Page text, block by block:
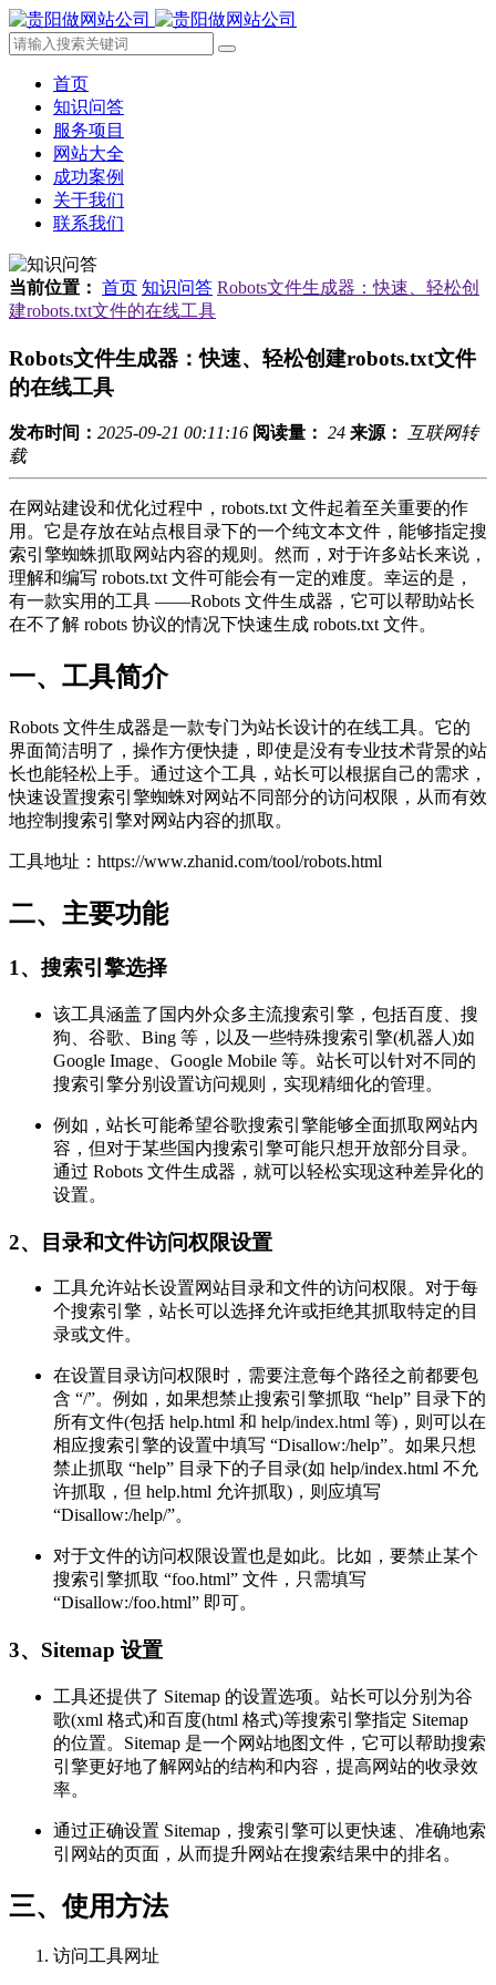
首页
知识问答
服务项目
网站大全
成功案例
关于我们
联系我们
当前位置： 首页 知识问答 Robots文件生成器：快速、轻松创
建robots.txt文件的在线工具
Robots文件生成器：快速、轻松创建robots.txt文件
的在线工具
发布时间： 2025-09-21 00:11:16 阅读量： 24 来源： 互联网转
载
在网站建设和优化过程中，robots.txt 文件起着至关重要的作
用。它是存放在站点根目录下的一个纯文本文件，能够指定搜
索引擎蜘蛛抓取网站内容的规则。然而，对于许多站长来说，
理解和编写 robots.txt 文件可能会有一定的难度。幸运的是，
有一款实用的工具 ——Robots 文件生成器，它可以帮助站长
在不了解 robots 协议的情况下快速生成 robots.txt 文件。
一、工具简介
Robots 文件生成器是一款专门为站长设计的在线工具。它的
界面简洁明了，操作方便快捷，即使是没有专业技术背景的站
长也能轻松上手。通过这个工具，站长可以根据自己的需求，
快速设置搜索引擎蜘蛛对网站不同部分的访问权限，从而有效
地控制搜索引擎对网站内容的抓取。
工具地址：https://www.zhanid.com/tool/robots.html
二、主要功能
1、搜索引擎选择
该工具涵盖了国内外众多主流搜索引擎，包括百度、搜
狗、谷歌、Bing 等，以及一些特殊搜索引擎(机器人)如
Google Image、Google Mobile 等。站长可以针对不同的
搜索引擎分别设置访问规则，实现精细化的管理。
例如，站长可能希望谷歌搜索引擎能够全面抓取网站内
容，但对于某些国内搜索引擎可能只想开放部分目录。
通过 Robots 文件生成器，就可以轻松实现这种差异化的
设置。
2、目录和文件访问权限设置
工具允许站长设置网站目录和文件的访问权限。对于每
个搜索引擎，站长可以选择允许或拒绝其抓取特定的目
录或文件。
在设置目录访问权限时，需要注意每个路径之前都要包
含 “/”。例如，如果想禁止搜索引擎抓取 “help” 目录下的
所有文件(包括 help.html 和 help/index.html 等)，则可以在
相应搜索引擎的设置中填写 “Disallow:/help”。如果只想
禁止抓取 “help” 目录下的子目录(如 help/index.html 不允
许抓取，但 help.html 允许抓取)，则应填写
“Disallow:/help/”。
对于文件的访问权限设置也是如此。比如，要禁止某个
搜索引擎抓取 “foo.html” 文件，只需填写
“Disallow:/foo.html” 即可。
3、Sitemap 设置
工具还提供了 Sitemap 的设置选项。站长可以分别为谷
歌(xml 格式)和百度(html 格式)等搜索引擎指定 Sitemap
的位置。Sitemap 是一个网站地图文件，它可以帮助搜索
引擎更好地了解网站的结构和内容，提高网站的收录效
率。
通过正确设置 Sitemap，搜索引擎可以更快速、准确地索
引网站的页面，从而提升网站在搜索结果中的排名。
三、使用方法
访问工具网址